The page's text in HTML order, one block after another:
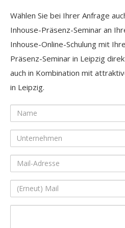
Wählen Sie bei Ihrer Anfrage
Inhouse-Präsenz-Seminar an
Inhouse-Online-Schulung mit
Präsenz-Seminar in Leipzig
auch in Kombination mit
in Leipzig.
Name
Unternehmen
Mail-
Adresse
(Erneut)
Mail